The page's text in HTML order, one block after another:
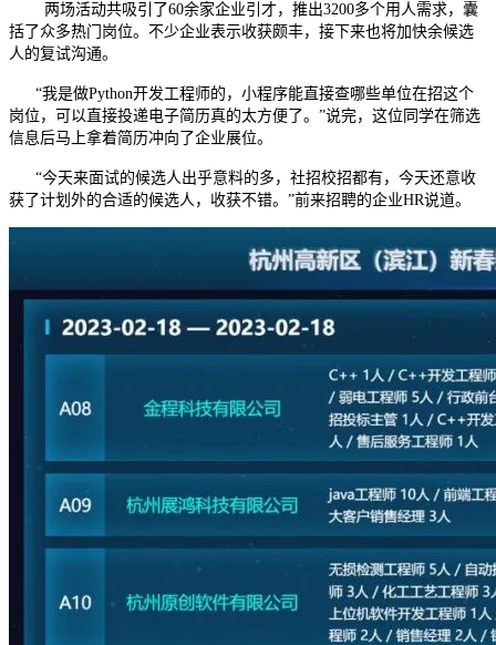
两场活动共吸引了60余家企业引才，推出3200多个用人需求，囊
括了众多热门岗位。不少企业表示收获颇丰，接下来也将加快余候选
人的复试沟通。
“我是做Python开发工程师的，小程序能直接查哪些单位在招这个
岗位，可以直接投递电子简历真的太方便了。”说完，这位同学在筛选
信息后马上拿着简历冲向了企业展位。
“今天来面试的候选人出乎意料的多，社招校招都有，今天还意收
获了计划外的合适的候选人，收获不错。”前来招聘的企业HR说道。